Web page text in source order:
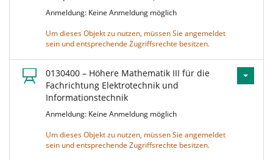
Anmeldung: Keine Anmeldung möglich
Um dieses Objekt zu nutzen, müssen Sie angemeldet
sein und entsprechende Zugriffsrechte besitzen.
0130400 – Höhere Mathematik III für die
Fachrichtung Elektrotechnik und
Informationstechnik
Anmeldung: Keine Anmeldung möglich
Um dieses Objekt zu nutzen, müssen Sie angemeldet
sein und entsprechende Zugriffsrechte besitzen.